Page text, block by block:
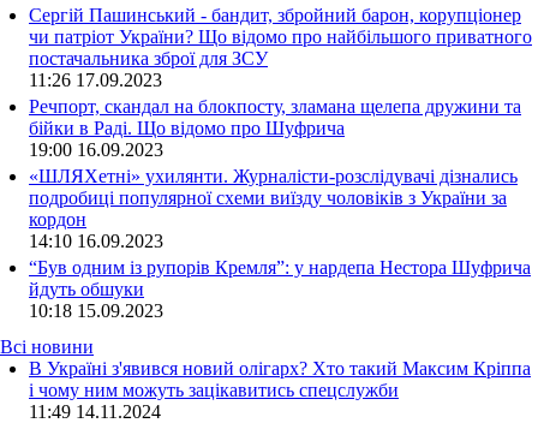
Сергій Пашинський - бандит, збройний барон, корупціонер
чи патріот України? Що відомо про найбільшого приватного
постачальника зброї для ЗСУ
11:26 17.09.2023
Речпорт, скандал на блокпосту, зламана щелепа дружини та
бійки в Раді. Що відомо про Шуфрича
19:00 16.09.2023
«ШЛЯХетні» ухилянти. Журналісти-розслідувачі дізнались
подробиці популярної схеми виїзду чоловіків з України за
кордон
14:10 16.09.2023
“Був одним із рупорів Кремля”: у нардепа Нестора Шуфрича
йдуть обшуки
10:18 15.09.2023
Всі новини
В Україні з'явився новий олігарх? Хто такий Максим Кріппа
і чому ним можуть зацікавитись спецслужби
11:49 14.11.2024